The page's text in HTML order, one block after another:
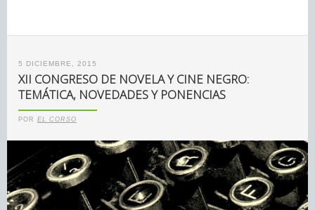
5 DICIEMBRE, 2015
XII CONGRESO DE NOVELA Y CINE NEGRO:
TEMÁTICA, NOVEDADES Y PONENCIAS
POR EL CORSO